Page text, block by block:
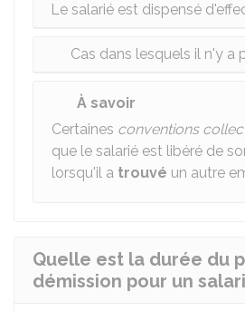
Le salarié est dispensé
Cas dans lesquels il n'y a
À savoir
Certaines conventions
que le salarié est libéré de
lorsqu'il a trouvé un autre
Quelle est la durée du
démission pour un